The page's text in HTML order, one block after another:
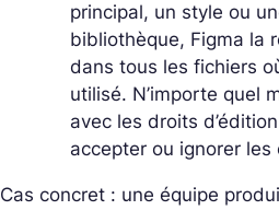
principal, un style ou
bibliothèque, Figma la
dans tous les fichiers
utilisé. N’importe quel
avec les droits
accepter ou ignorer les
Cas concret : une équipe